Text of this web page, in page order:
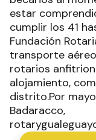
estar
cumplir los 41
Fundación
transporte
rotarios
alojamiento,
distrito.Por
Badaracco,